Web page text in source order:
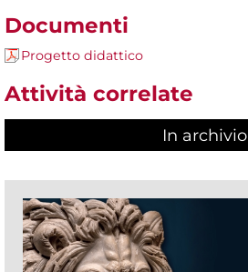
Documenti
Progetto didattico
Attività correlate
In archivio